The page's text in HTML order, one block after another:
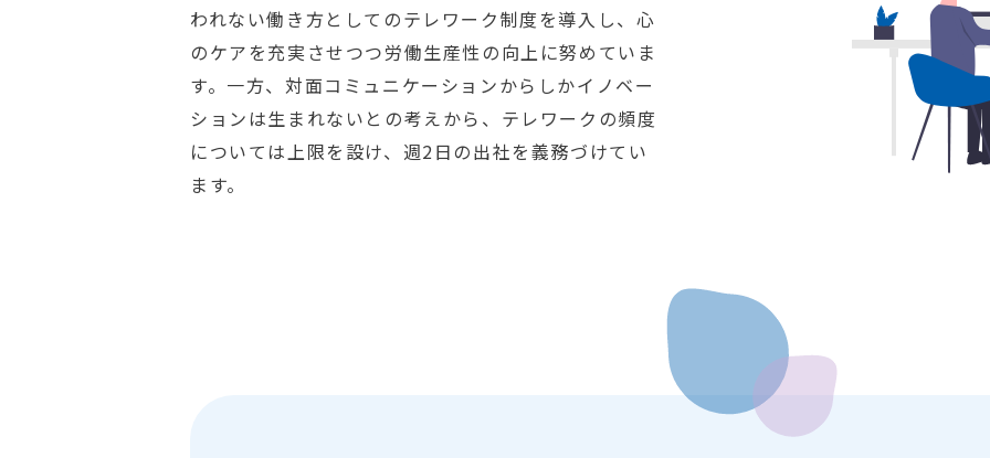
われない働き方としてのテレワーク制度を導入し、心
のケアを充実させつつ労働生産性の向上に努めていま
す。一方、対面コミュニケーションからしかイノベー
ションは生まれないとの考えから、テレワークの頻度
については上限を設け、週2日の出社を義務づけてい
ます。